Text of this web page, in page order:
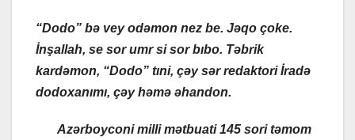
“Dodo” bə vey odəmon nez be. Jəqo çoke.
İnşallah, se sor umr si sor bıbo. Təbrik
kardəmon, “Dodo” tıni, çəy sər redaktori İradə
dodoxanımı, çəy həmə əhandon.
Azərboyconi milli mətbuati 145 sori təmom